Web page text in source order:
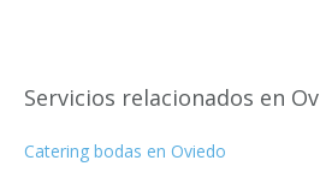
Servicios relacionados en
Catering bodas en Oviedo